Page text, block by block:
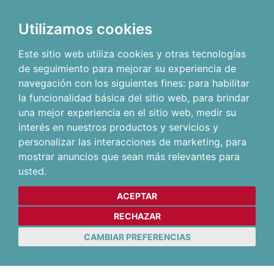
Utilizamos cookies
Este sitio web utiliza cookies y otras tecnologías
de seguimiento para mejorar su experiencia de
navegación con los siguientes fines: para habilitar
la funcionalidad básica del sitio web, para brindar
una mejor experiencia en el sitio web, medir su
interés en nuestros productos y servicios y
personalizar las interacciones de marketing, para
mostrar anuncios que sean más relevantes para
usted.
ACEPTAR
RECHAZAR
CAMBIAR PREFERENCIAS